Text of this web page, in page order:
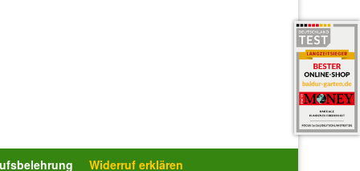
Widerruf erklären